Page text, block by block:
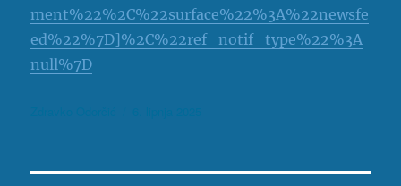
ment%22%2C%22surface%22%3A%22newsfe
ed%22%7D]%2C%22ref_notif_type%22%3A
null%7D